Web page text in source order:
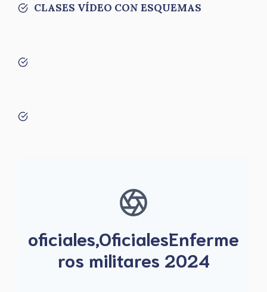
CLASES VÍDEO CON ESQUEMAS
oficiales,OficialesEnferme
ros militares 2024